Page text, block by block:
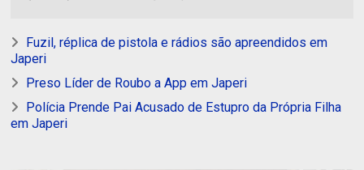
Fuzil, réplica de pistola e rádios são apreendidos em
Japeri
Preso Líder de Roubo a App em Japeri
Polícia Prende Pai Acusado de Estupro da Própria Filha
em Japeri